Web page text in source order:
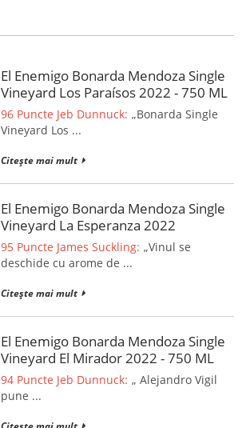
El Enemigo Bonarda Mendoza Single
Vineyard Los Paraísos 2022 - 750 ML
96 Puncte Jeb Dunnuck: „Bonarda Single
Vineyard Los ...
Citește mai mult
El Enemigo Bonarda Mendoza Single
Vineyard La Esperanza 2022
95 Puncte James Suckling: „Vinul se
deschide cu arome de ...
Citește mai mult
El Enemigo Bonarda Mendoza Single
Vineyard El Mirador 2022 - 750 ML
94 Puncte Jeb Dunnuck: „ Alejandro Vigil
pune ...